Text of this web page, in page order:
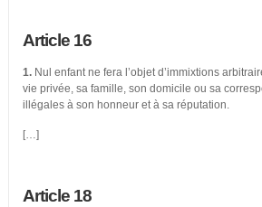
Article 16
1.Nul enfant ne fera l’objet d’immixtions
vie privée, sa famille, son domicile ou sa
illégales à son honneur et à sa réputation.
[…]
Article 18